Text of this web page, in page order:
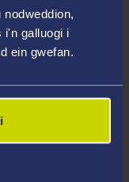
i'n galluogi i
ein gwefan.